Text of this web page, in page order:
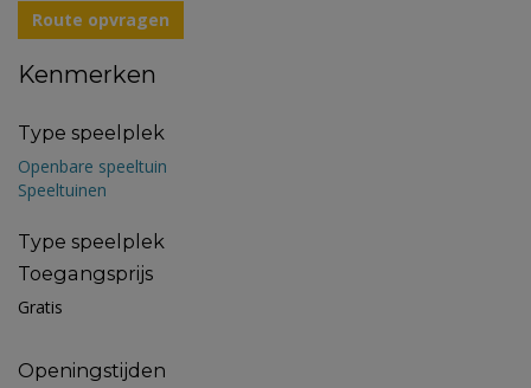
Route opvragen
Kenmerken
Type speelplek
Openbare speeltuin
Speeltuinen
Type speelplek
Toegangsprijs
Gratis
Openingstijden